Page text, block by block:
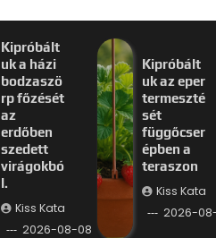
Kipróbált
uk a házi
bodzaszö
rp főzését
az
erdőben
szedett
virágokbó
l.
Kiss Kata
2026-08-08
Kipróbált
uk az eper
termeszté
sét
függőcser
épben a
teraszon
Kiss Kata
2026-